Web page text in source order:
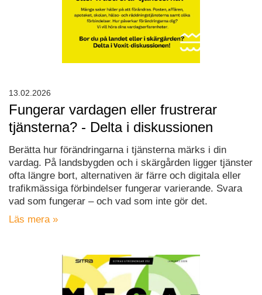
Fungerar vardagen eller frustrerar
tjänsterna? - Delta i diskussionen
Berätta hur förändringarna i tjänsterna märks i din
vardag. På landsbygden och i skärgården ligger tjänster
ofta längre bort, alternativen är färre och digitala eller
trafikmässiga förbindelser fungerar varierande. Svara
vad som fungerar – och vad som inte gör det.
Läs mera »
13.02.2026